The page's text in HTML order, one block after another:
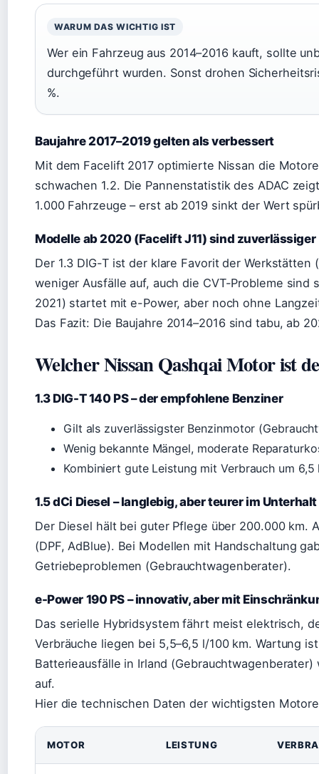
WARUM DAS WICHTIG IST
Wer ein Fahrzeug aus 2014–2016 kauft, sollte
durchgeführt wurden. Sonst drohen
%.
Baujahre 2017–2019 gelten als verbessert
Mit dem Facelift 2017 optimierte Nissan die
schwachen 1.2. Die Pannenstatistik des ADAC
1.000 Fahrzeuge – erst ab 2019 sinkt der Wert
Modelle ab 2020 (Facelift J11) sind zuverlässiger
Der 1.3 DIG-T ist der klare Favorit der
weniger Ausfälle auf, auch die CVT-Probleme
2021) startet mit e-Power, aber noch ohne
Das Fazit: Die Baujahre 2014–2016 sind tabu, ab
Welcher Nissan Qashqai Motor ist
1.3 DIG-T 140 PS – der empfohlene Benziner
Gilt als zuverlässigster Benzinmotor
Wenig bekannte Mängel, moderate
Kombiniert gute Leistung mit Verbrauch um 6,5
1.5 dCi Diesel – langlebig, aber teurer im Unterhalt
Der Diesel hält bei guter Pflege über 200.000 km.
(DPF, AdBlue). Bei Modellen mit Handschaltung
Getriebeproblemen (Gebrauchtwagenberater).
e-Power 190 PS – innovativ, aber mit
Das serielle Hybridsystem fährt meist elektrisch,
Verbräuche liegen bei 5,5–6,5 l/100 km. Wartung
Batterieausfälle in Irland
auf.
Hier die technischen Daten der wichtigsten
MOTOR LEISTUNG